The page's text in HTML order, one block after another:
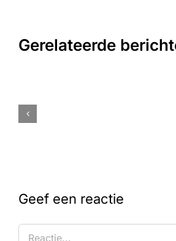
Gerelateerde
Geef een reactie
Reactie